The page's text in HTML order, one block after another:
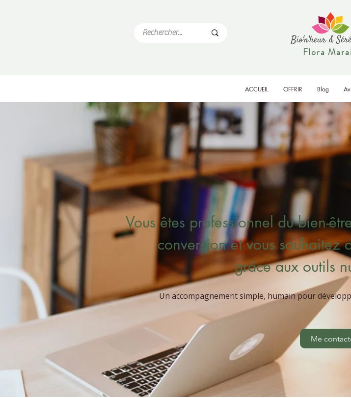
Flora
ACCUEIL OFFRIR Blog
Vous êtes professionnel du bien-
conversion et vous souhaitez
grâce aux outils
Un accompagnement simple, humain pour
Me